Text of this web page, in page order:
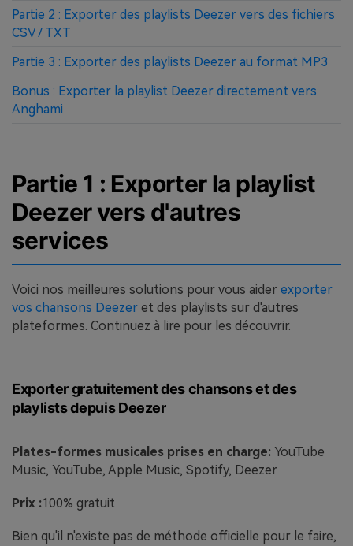
Partie 2 : Exporter des playlists Deezer vers des fichiers
CSV / TXT
Partie 3 : Exporter des playlists Deezer au format MP3
Bonus : Exporter la playlist Deezer directement vers
Anghami
Partie 1 : Exporter la playlist
Deezer vers d'autres
services
Voici nos meilleures solutions pour vous aider exporter
vos chansons Deezer et des playlists sur d'autres
plateformes. Continuez à lire pour les découvrir.
Exporter gratuitement des chansons et des
playlists depuis Deezer
Plates-formes musicales prises en charge: YouTube
Music, YouTube, Apple Music, Spotify, Deezer
Prix :100% gratuit
Bien qu'il n'existe pas de méthode officielle pour le faire,